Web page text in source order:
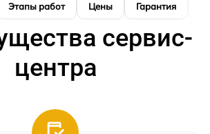
Этапы работ Цены Гарантия
сервис-
центра